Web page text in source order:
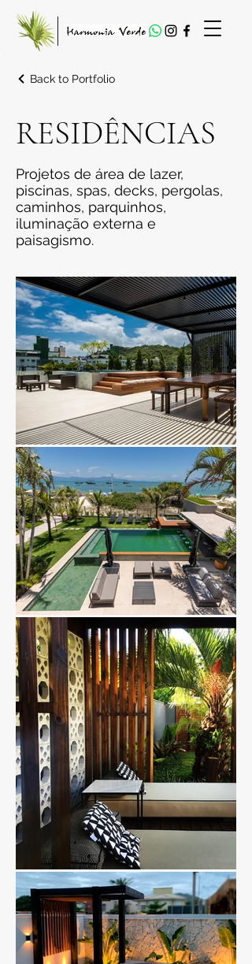
Back to Portfolio
RESIDÊNCIAS
Projetos de área de lazer,
piscinas, spas, decks, pergolas,
caminhos, parquinhos,
iluminação externa e
paisagismo.